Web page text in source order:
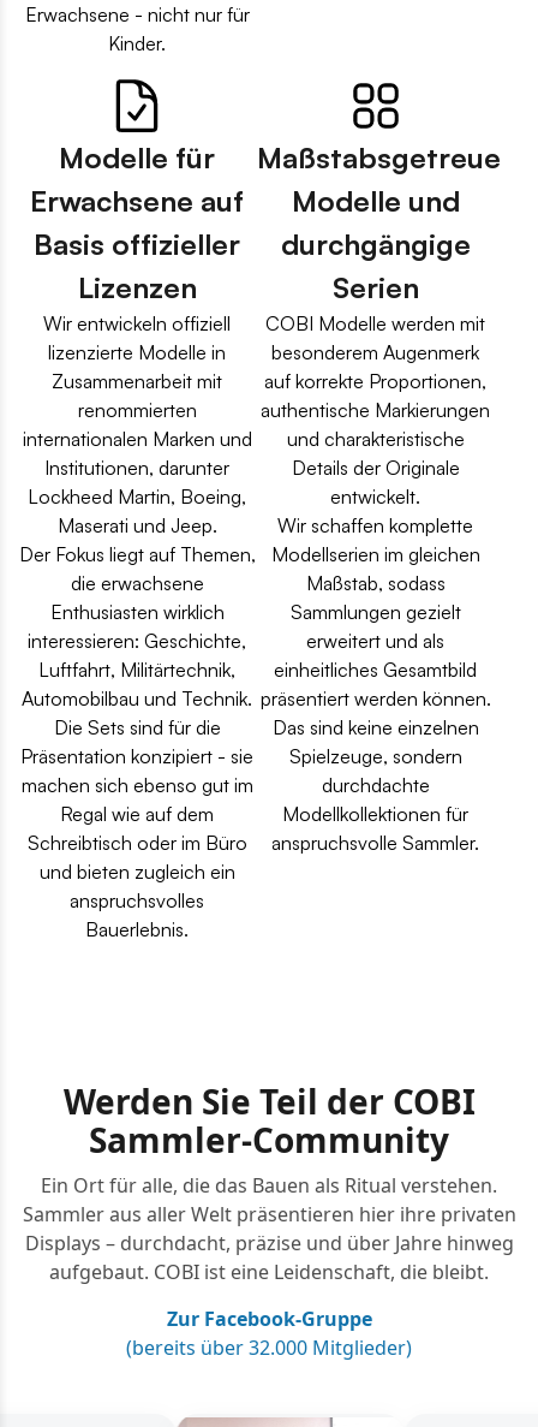
Erwachsene - nicht nur für
Kinder.
Modelle für
Erwachsene auf
Basis offizieller
Lizenzen
Wir entwickeln offiziell
lizenzierte Modelle in
Zusammenarbeit mit
renommierten
internationalen Marken und
Institutionen, darunter
Lockheed Martin, Boeing,
Maserati und Jeep.
Der Fokus liegt auf Themen,
die erwachsene
Enthusiasten wirklich
interessieren: Geschichte,
Luftfahrt, Militärtechnik,
Automobilbau und Technik.
Die Sets sind für die
Präsentation konzipiert - sie
machen sich ebenso gut im
Regal wie auf dem
Schreibtisch oder im Büro
und bieten zugleich ein
anspruchsvolles
Bauerlebnis.
Maßstabsgetreue
Modelle und
durchgängige
Serien
COBI Modelle werden mit
besonderem Augenmerk
auf korrekte Proportionen,
authentische Markierungen
und charakteristische
Details der Originale
entwickelt.
Wir schaffen komplette
Modellserien im gleichen
Maßstab, sodass
Sammlungen gezielt
erweitert und als
einheitliches Gesamtbild
präsentiert werden können.
Das sind keine einzelnen
Spielzeuge, sondern
durchdachte
Modellkollektionen für
anspruchsvolle Sammler.
Werden Sie Teil der COBI
Sammler-Community
Ein Ort für alle, die das Bauen als Ritual verstehen.
Sammler aus aller Welt präsentieren hier ihre privaten
Displays – durchdacht, präzise und über Jahre hinweg
aufgebaut. COBI ist eine Leidenschaft, die bleibt.
Zur Facebook-Gruppe
(bereits über 32.000 Mitglieder)